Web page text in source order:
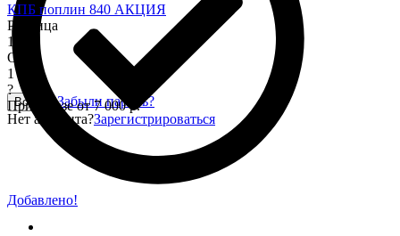
Добавлено!
КПБ поплин 840 АКЦИЯ
Розница
1 345
Опт
1 150
?
При заказе от 7 000 р.
Войти
Забыли пароль?
Нет аккаунта?Зарегистрироваться